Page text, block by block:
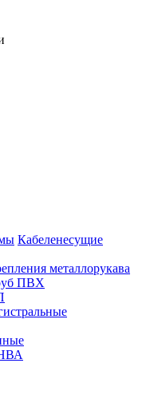
Кабеленесущие
металлорукава
ПВХ